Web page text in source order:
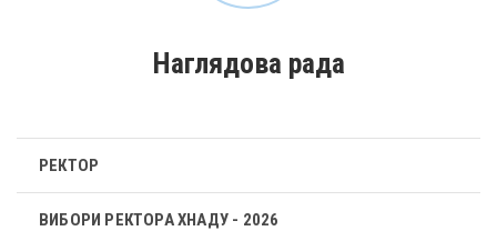
Наглядова рада
РЕКТОР
ВИБОРИ РЕКТОРА ХНАДУ - 2026